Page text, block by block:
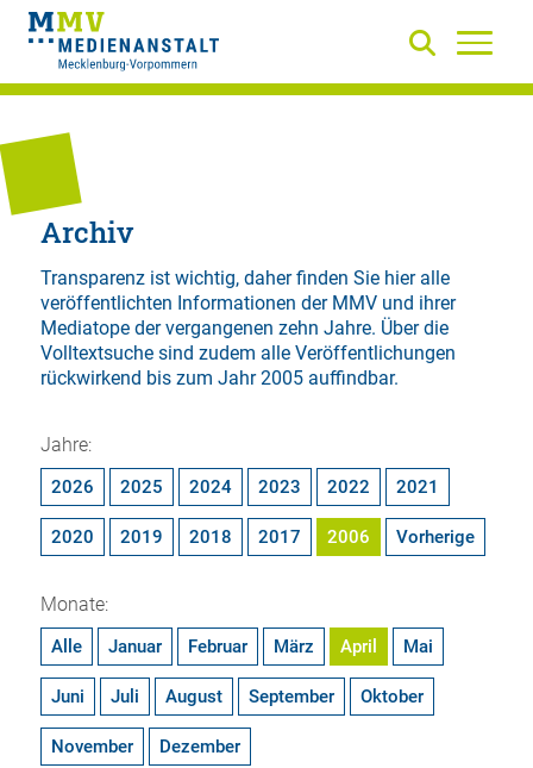
Archiv
Transparenz ist wichtig, daher finden Sie hier alle
veröffentlichten Informationen der MMV und ihrer
Mediatope der vergangenen zehn Jahre. Über die
Volltextsuchesind zudem alle Veröffentlichungen
rückwirkend bis zum Jahr 2005 auffindbar.
Jahre:
2026 2025 2024 2023 2022 2021
2020 2019 2018 2017 2006 Vorherige
Monate:
Alle Januar Februar März April Mai
Juni Juli August September Oktober
November Dezember